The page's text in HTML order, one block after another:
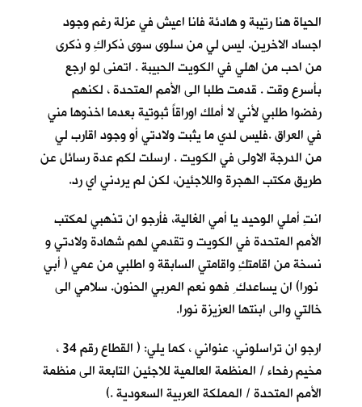
الحياة هنا رتيبة و هادئة فانا اعيش في عزلة رغم وجود
اجساد الاخرين. ليس لي من سلوى سوى ذكراكِ و ذكرى
من احب من اهلي في الكويت الحبيبة . اتمنى لو ارجع
بأسرع وقت . قدمت طلبا الى الأمم المتحدة ، لكنهم
رفضوا طلبي لأني لا أملك اوراقاً ثبوتية بعدما اخذوها مني
في العراق .فليس لدي ما يثبت ولادتي أو وجود اقارب لي
من الدرجة الاولى في الكويت . ارسلت لكم عدة رسائل عن
طريق مكتب الهجرة واللاجئين، لكن لم يردني اي رد.
انتِ أملي الوحيد يا أمي الغالية، فأرجو ان تذهبي لمكتب
الأمم المتحدة في الكويت و تقدمي لهم شهادة ولادتي و
نسخة من اقامتكِ واقامتي السابقة و اطلبي من عمي ( أبي
نورا) ان يساعدك ِ فهو نعم المربي الحنون. سلامي الى
خالتي والى ابنتها العزيزة نورا.
ارجو ان تراسلوني. عنواني ، كما يلي: ( القطاع رقم 34 ،
مخيم رفحاء / المنظمة العالمية للاجئين التابعة الى منظمة
الأمم المتحدة / المملكة العربية السعودية .)